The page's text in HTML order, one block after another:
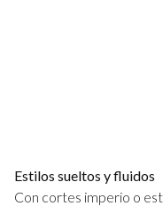
Estilos sueltos y fluidos
Con cortes imperio o